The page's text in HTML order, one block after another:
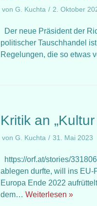
von G. Kuchta 2. Oktober
Der neue Präsident der
politischer Tauschhandel
Regelungen, die so etwas
Kritik an
von G. Kuchta 31. Mai 2023
https://orf.at/stories/
ablegen durfte, will ins EU-
Europa Ende 2022
dem… Weiterlesen »